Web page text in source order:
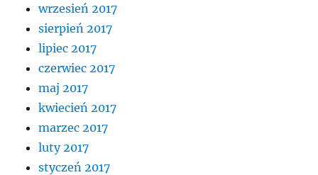
wrzesień 2017
sierpień 2017
lipiec 2017
czerwiec 2017
maj 2017
kwiecień 2017
marzec 2017
luty 2017
styczeń 2017